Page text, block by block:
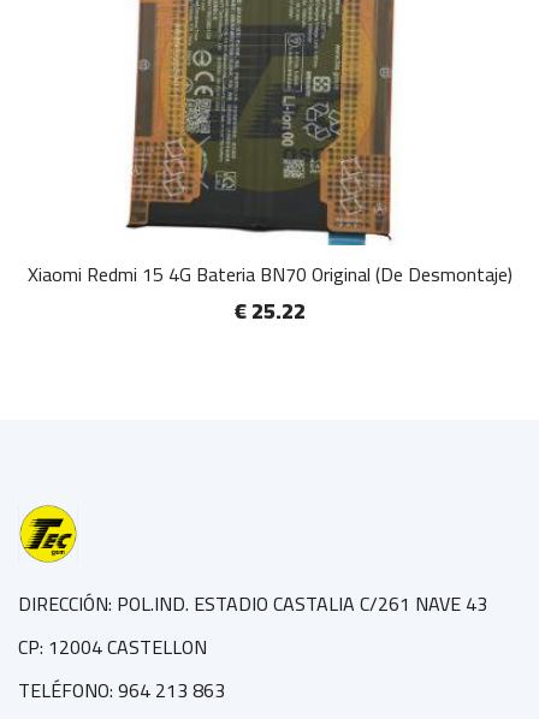
Xiaomi Redmi 15 4G Bateria BN70 Original (De Desmontaje)
€ 25.22
DIRECCIÓN: POL.IND. ESTADIO CASTALIA C/261 NAVE 43
CP: 12004 CASTELLON
TELÉFONO: 964 213 863